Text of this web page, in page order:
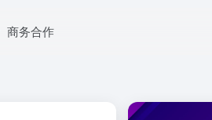
商务合作